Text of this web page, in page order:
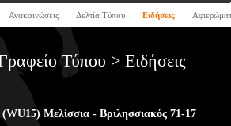
Ανακοινώσεις Δελτία Τύπου Ειδήσεις
Τύπου > Ειδήσεις
(WU15) Μελίσσια - Βριλησσιακός 71-17